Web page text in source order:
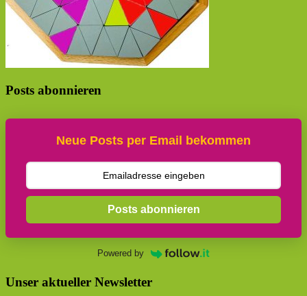
Posts abonnieren
Neue Posts per Email bekommen
Posts abonnieren
Powered by
Unser aktueller Newsletter